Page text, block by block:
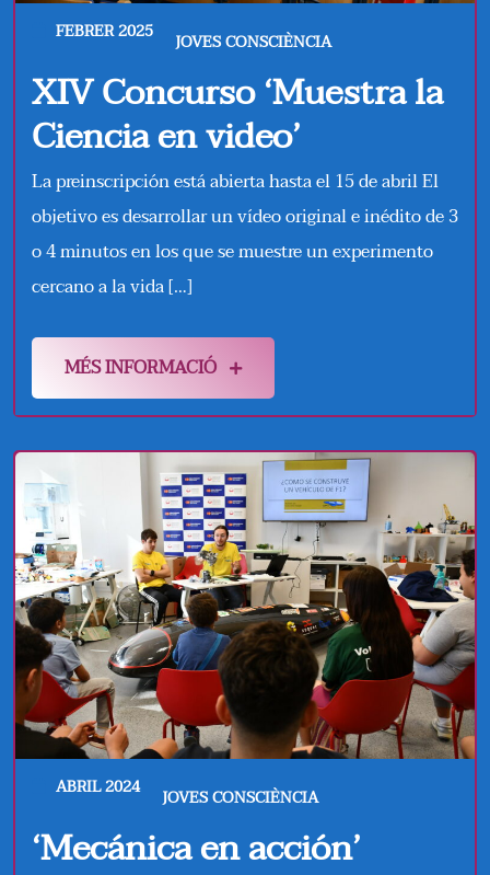
FEBRER 2025 JOVES CONSCIÈNCIA
XIV Concurso ‘Muestra la
Ciencia en video’
La preinscripción está abierta hasta el 15 de abril El
objetivo es desarrollar un vídeo original e inédito de 3
o 4 minutos en los que se muestre un experimento
cercano a la vida […]
MÉS INFORMACIÓ
ABRIL 2024 JOVES CONSCIÈNCIA
‘Mecánica en acción’